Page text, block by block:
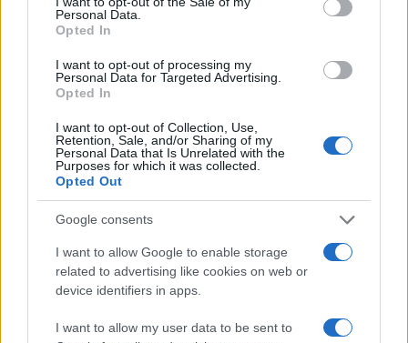
Personal Data.
Opted In
I want to opt-out of processing my
Personal Data for Targeted Advertising.
Opted In
I want to opt-out of Collection, Use,
Retention, Sale, and/or Sharing of my
Personal Data that Is Unrelated with the
Purposes for which it was collected.
Opted Out
Google consents
I want to allow Google to enable storage
related to advertising like cookies on web or
device identifiers in apps.
I want to allow my user data to be sent to
settore della salute, il panorama è vasto e
tuffarvi nel mondo degli investimenti?
AUTORE
AiAdhubMedia